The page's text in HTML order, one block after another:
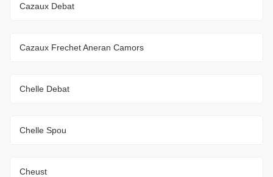
Cazaux Debat
Cazaux Frechet Aneran Camors
Chelle Debat
Chelle Spou
Cheust